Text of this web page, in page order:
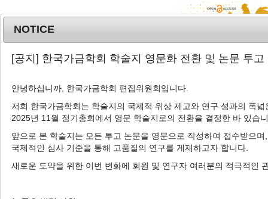
T
o
e
n
a
MENU
Advanced Search List
NOTICE
[공지] 한국가금학회 학술지 영문화 전환 및 논문 투고
안녕하십니까, 한국가금학회 편집위원회입니다.
저희 한국가금학회는 학술지의 국제적 위상 제고와 연구 성과의 폭넓
2025년 11월 정기총회에서 영문 학술지로의 전환을 결정한 바 있습
앞으로 본 학술지는 모든 투고 논문을 영문으로 작성하여 접수받으며,
국제적인 심사 기준을 통해 고품질의 연구를 게재하고자 합니다.
새로운 도약을 위한 이번 변화에 회원 및 연구자 여러분의 적극적인